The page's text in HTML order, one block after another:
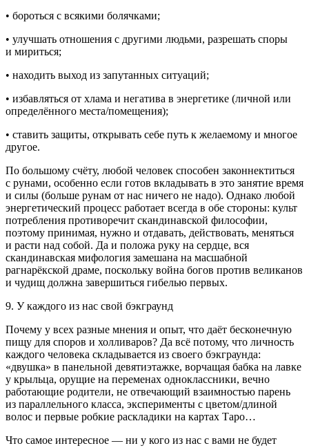
• бороться с всякими болячками;
• улучшать отношения с другими людьми, разрешать споры
и мириться;
• находить выход из запутанных ситуаций;
• избавляться от хлама и негатива в энергетике (личной или
определённого места/помещения);
• ставить защиты, открывать себе путь к желаемому и многое
другое.
По большому счёту, любой человек способен законнектиться
с рунами, особенно если готов вкладывать в это занятие время
и силы (больше рунам от нас ничего не надо). Однако любой
энергетический процесс работает всегда в обе стороны: культ
потребления противоречит скандинавской философии,
поэтому принимая, нужно и отдавать, действовать, меняться
и расти над собой. Да и положа руку на сердце, вся
скандинавская мифология замешана на масшабной
рагнарёкской драме, поскольку война богов против великанов
и чудищ должна завершиться гибелью первых.
9. У каждого из нас свой бэкграунд
Почему у всех разные мнения и опыт, что даёт бесконечную
пищу для споров и холливаров? Да всё потому, что личность
каждого человека складывается из своего бэкграунда:
«двушка» в панельной девятиэтажке, ворчащая бабка на лавке
у крыльца, орущие на переменах одноклассники, вечно
работающие родители, не отвечающий взаимностью парень
из параллельного класса, эксперименты с цветом/длиной
волос и первые робкие раскладики на картах Таро…
Что самое интересное — ни у кого из нас с вами не будет